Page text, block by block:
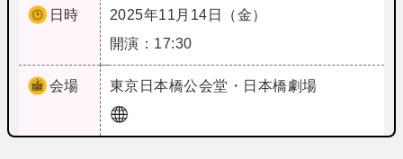
日時
2025年11月14日（金）
開演：17:30
会場 東京 日本橋公会堂・日本橋劇場